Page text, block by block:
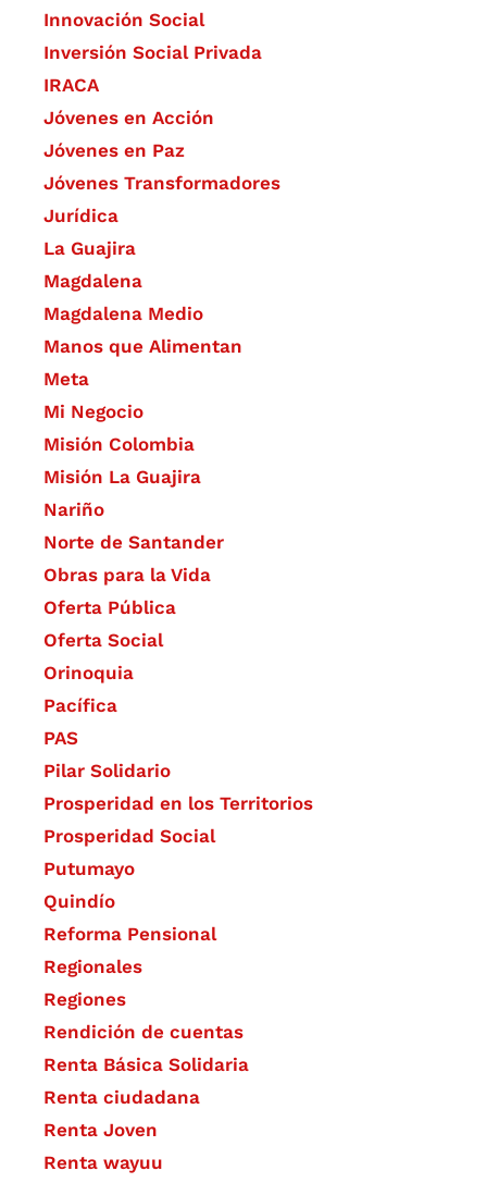
​Innovación Social
Inversión Social Privada
IRACA
Jóvenes en Acción
Jóvenes en Paz
Jóvenes Transformadores
Jurídica
La Guajira
Magdalena
Magdalena Medio
Manos que Alimentan
Meta
Mi Negocio
Misión Colombia
Misión La Guajira
Nariño
Norte de Santander
Obras para la Vida
Oferta Pública
Oferta Social​​
Orinoquia
Pacífica
PAS
Pilar Solidario
Prosperidad en los Territorios
Prosperidad Social
Putumayo
Quindío
Reforma Pensional
Regionales
Regiones
Rendición de cuentas
Renta Básica Solidaria
Renta ciudadana
Renta Joven
Renta wayuu